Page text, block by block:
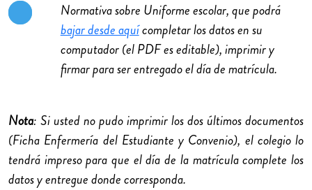
Normativa sobre Uniforme escolar, que podrá
bajar desde aquícompletar los datos en su
computador (el PDF es editable), imprimir y
firmar para ser entregado el día de matrícula.
Nota: Si usted no pudo imprimir los dos últimos documentos
(Ficha Enfermería del Estudiante y Convenio), el colegio lo
tendrá impreso para que el día de la matrícula complete los
datos y entregue donde corresponda.